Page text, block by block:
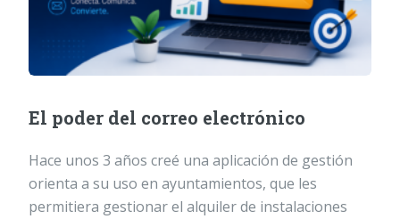
El poder del correo electrónico
Hace unos 3 años creé una aplicación de gestión
orienta a su uso en ayuntamientos, que les
permitiera gestionar el alquiler de instalaciones